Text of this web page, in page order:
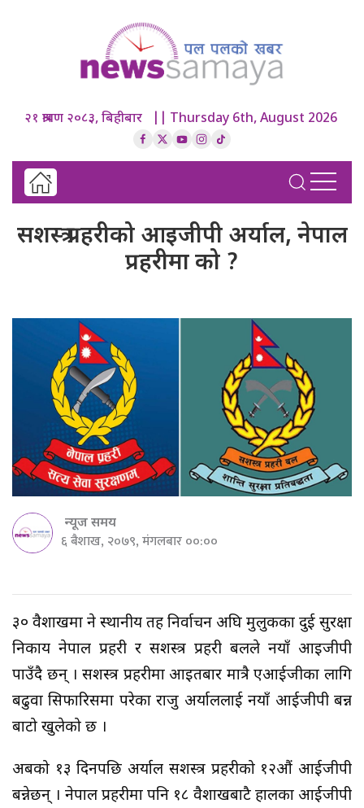
२१ श्रावण २०८३, बिहीबार || Thursday 6th, August 2026
सशस्त्र प्रहरीको आइजीपी अर्याल, नेपाल
प्रहरीमा को ?
न्यूज समय
६ बैशाख, २०७९, मंगलबार ००:००
३० वैशाखमा हुने स्थानीय तह निर्वाचन अघि मुलुकका दुई सुरक्षा
निकाय नेपाल प्रहरी र सशस्त्र प्रहरी बलले नयाँ आइजीपी
पाउँदै छन् । सशस्त्र प्रहरीमा आइतबार मात्रै एआईजीका लागि
बढुवा सिफारिसमा परेका राजु अर्याललाई नयाँ आईजीपी बन्न
बाटो खुलेको छ ।
अबको १३ दिनपछि अर्याल सशस्त्र प्रहरीको १२औं आईजीपी
बन्नेछन् । नेपाल प्रहरीमा पनि १८ वैशाखबाटै हालका आईजीपी